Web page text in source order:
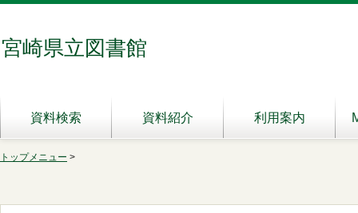
宮崎県立図書館
資料検索 資料紹介 利用案内
トップメニュー >